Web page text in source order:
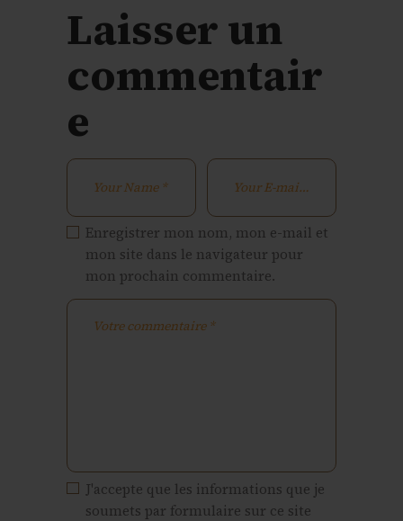
Laisser un
commentair
e
Enregistrer mon nom, mon e-mail et
mon site dans le navigateur pour
mon prochain commentaire.
J'accepte que les informations que je
soumets par formulaire sur ce site